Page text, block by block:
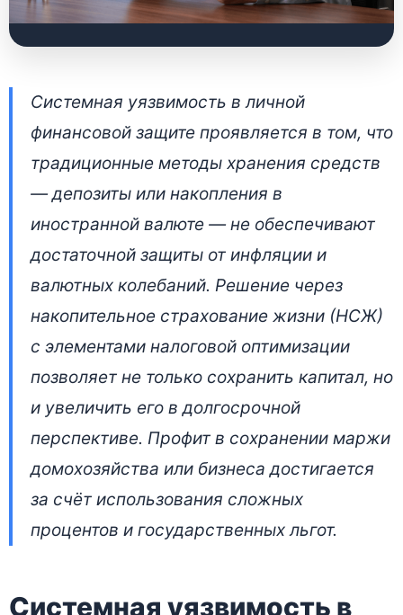
Как работает
накопительное
страхование жизни в
Беларуси:
финансовая защита и
налоговые льготы
Системная уязвимость в личной
финансовой защите проявляется в том, что
традиционные методы хранения средств
— депозиты или накопления в
иностранной валюте — не обеспечивают
достаточной защиты от инфляции и
валютных колебаний. Решение через
накопительное страхование жизни (НСЖ)
с элементами налоговой оптимизации
позволяет не только сохранить капитал, но
и увеличить его в долгосрочной
перспективе. Профит в сохранении маржи
домохозяйства или бизнеса достигается
за счёт использования сложных
процентов и государственных льгот.
Системная уязвимость в